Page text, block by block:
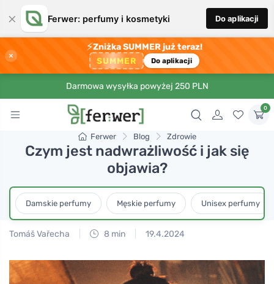
× Ferwer: perfumy i kosmetyki Do aplikacji
×
⚡Zniżka SUMMER już teraz!
SUMMER Do aplikacji
Darmowa wysyłka powyżej 250 PLN
0
Ferwer Blog Zdrowie
Czym jest nadwrażliwość i jak się
objawia?
Damskie perfumy Męskie perfumy Unisex perfumy
Tomáš Vařecha 8 min 19.4.2024